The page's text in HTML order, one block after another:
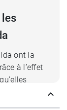
ont la
à l’effet